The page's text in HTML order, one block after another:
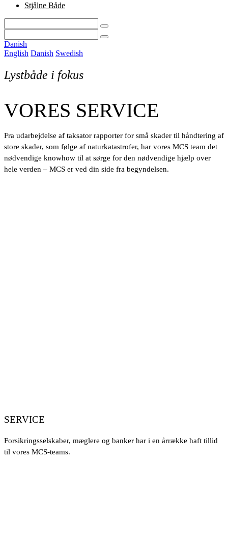
Stjålne Både
Danish
English Danish Swedish
Lystbåde i fokus
VORES SERVICE
Fra udarbejdelse af taksator rapporter for små skader til håndtering af
store skader, som følge af naturkatastrofer, har vores MCS team det
nødvendige knowhow til at sørge for den nødvendige hjælp over
hele verden – MCS er ved din side fra begyndelsen.
SERVICE
Forsikringsselskaber, mæglere og banker har i en årrække haft tillid
til vores MCS-teams.